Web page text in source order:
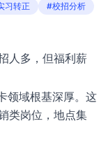
习转正 #校招分析
人多，但福利薪
领域根基深厚。这
类岗位，地点集